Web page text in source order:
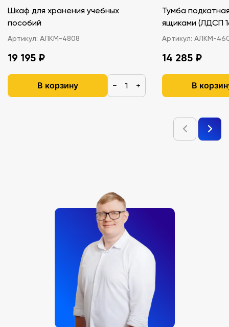
Шкаф для хранения учебных
пособий
Артикул: АЛКМ-4808
19 195 ₽
В корзину − +
Тумба
ящиками
Артикул: АЛКМ-
14 285 ₽
В